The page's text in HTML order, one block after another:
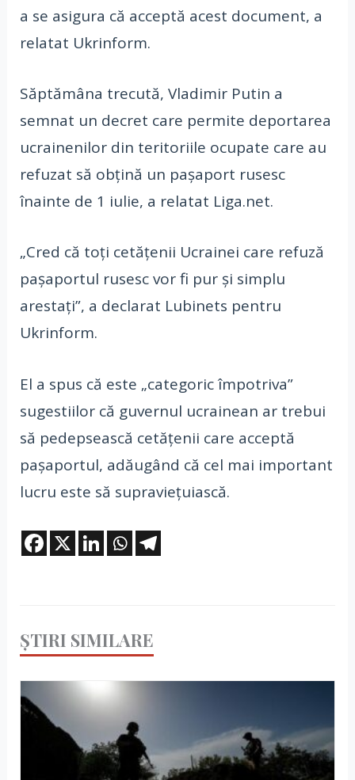
a se asigura că acceptă acest document, a
relatat Ukrinform.
Săptămâna trecută, Vladimir Putin a
semnat un decret care permite deportarea
ucrainenilor din teritoriile ocupate care au
refuzat să obțină un pașaport rusesc
înainte de 1 iulie, a relatat Liga.net.
„Cred că toți cetățenii Ucrainei care refuză
pașaportul rusesc vor fi pur și simplu
arestați”, a declarat Lubinets pentru
Ukrinform.
El a spus că este „categoric împotriva”
sugestiilor că guvernul ucrainean ar trebui
să pedepsească cetățenii care acceptă
pașaportul, adăugând că cel mai important
lucru este să supraviețuiască.
ȘTIRI SIMILARE